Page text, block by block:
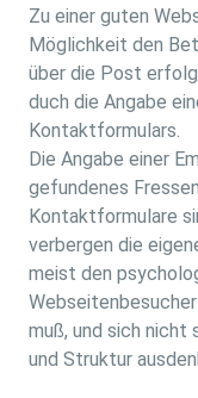
Zu einer guten
Möglichkeit den
über die Post
duch die Angabe
Kontaktformulars.
Die Angabe einer
gefundenes
Kontaktformulare
verbergen die
meist den
muß, und sich nicht
und Struktur